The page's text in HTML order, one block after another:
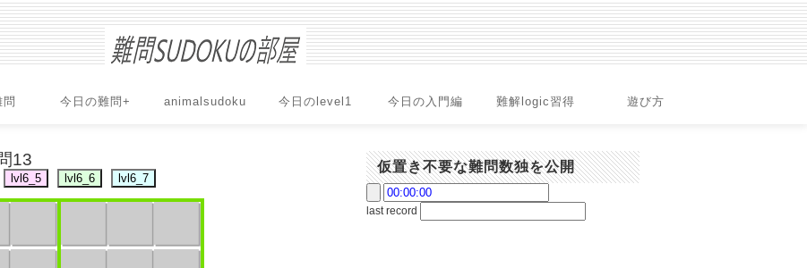
今日の難問+ animalsudoku 今日のlevel1 今日の入門編 難解logic習得 遊び方
13 仮置き不要な難問数独を公開
last record